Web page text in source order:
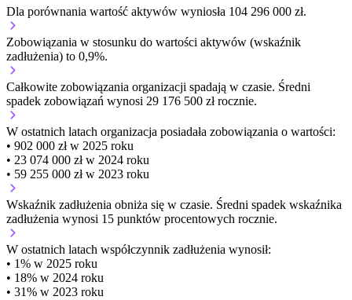
Dla porównania wartość aktywów wyniosła 104 296 000 zł.
Zobowiązania w stosunku do wartości aktywów (wskaźnik
zadłużenia) to 0,9%.
Całkowite zobowiązania organizacji spadają w czasie. Średni
spadek zobowiązań wynosi 29 176 500 zł rocznie.
W ostatnich latach organizacja posiadała zobowiązania o wartości:
• 902 000 zł w 2025 roku
• 23 074 000 zł w 2024 roku
• 59 255 000 zł w 2023 roku
Wskaźnik zadłużenia obniża się w czasie. Średni spadek wskaźnika
zadłużenia wynosi 15 punktów procentowych rocznie.
W ostatnich latach współczynnik zadłużenia wynosił:
• 1% w 2025 roku
• 18% w 2024 roku
• 31% w 2023 roku